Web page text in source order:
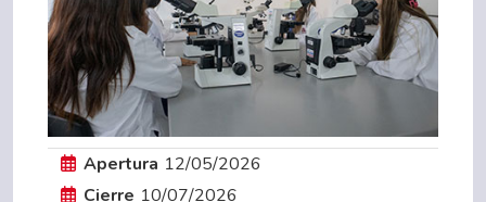
Apertura 12/05/2026
Cierre 10/07/2026